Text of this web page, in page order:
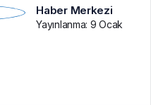
Haber Merkezi
Yayınlanma: 9 Ocak